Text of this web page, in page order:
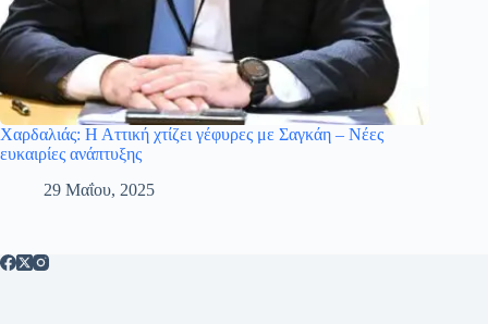
Χαρδαλιάς: Η Αττική χτίζει γέφυρες με Σαγκάη – Νέες
ευκαιρίες ανάπτυξης
29 Μαΐου, 2025